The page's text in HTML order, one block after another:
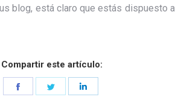
blog, está claro que estás dispuesto a
Compartir este artículo:
Share